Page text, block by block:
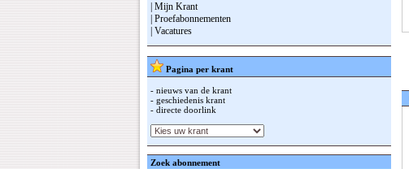
| Mijn Krant
| Proefabonnementen
| Vacatures
Pagina per krant
- nieuws van de krant
- geschiedenis krant
- directe doorlink
Zoek abonnement